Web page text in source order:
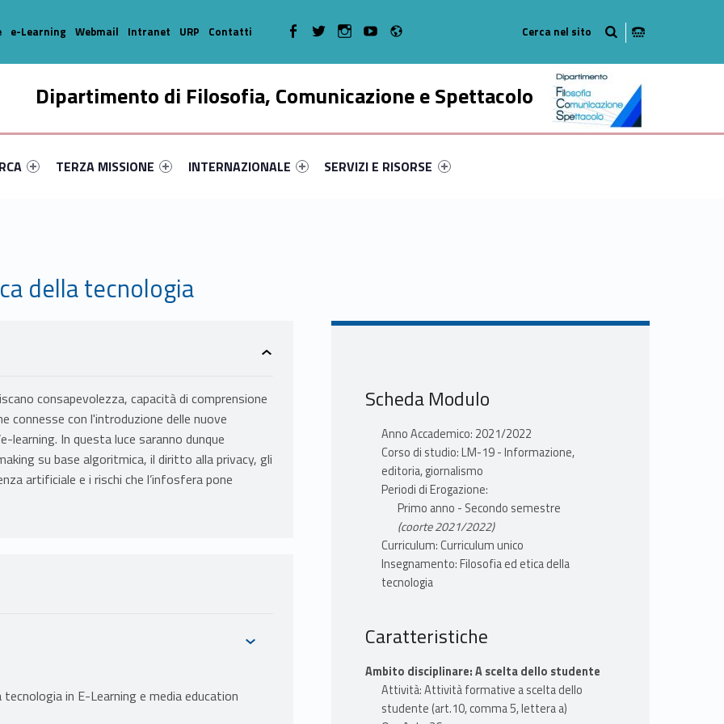
Dipartimento di Filosofia, Comunicazione e Spettacolo
primary-11031-16
#link-menu-primary-77057-35
Link identifier #link-menu-primary-57263-46
TERZA MISSIONE
Link identifier #link-menu-primary-45404-52
INTERNAZIONALE
Link identifier #link-menu-primary-3754-63
SERVIZI E RISORSE
e-Learning Webmail Intranet URP Contatti WebMan on Facebook
WebMan on TwitterWebMan on Instagram
WebMan on Youtube
della tecnologia
consapevolezza, capacità di comprensione
connesse con l'introduzione delle nuove
learning. In questa luce saranno dunque
su base algoritmica, il diritto alla privacy, gli
artificiale e i rischi che l’infosfera pone
in E-Learning e media education
Scheda Modulo
Anno Accademico: 2021/2022
Corso di studio: LM-19 - Informazione,
editoria, giornalismo
Periodi di Erogazione:
Primo anno - Secondo semestre
(coorte 2021/2022)
Curriculum: Curriculum unico
Insegnamento: Filosofia ed etica della
tecnologia
Caratteristiche
Ambito disciplinare: A scelta dello studente
Attività: Attività formative a scelta dello
studente (art.10, comma 5, lettera a)